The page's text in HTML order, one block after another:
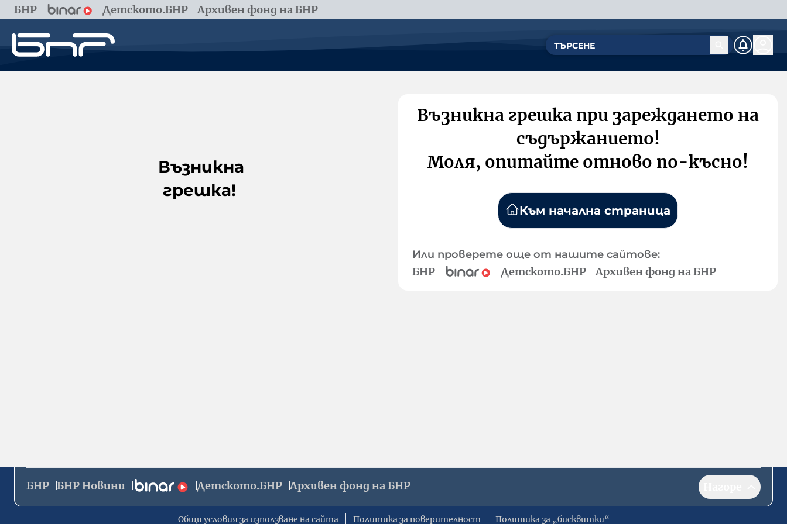
БНР Детското.БНР Архивен фонд на БНР
Възникна
грешка!
Възникна грешка при зареждането на
съдържанието!
Моля, опитайте отново по-късно!
Към начална страница
Или проверете още от нашите сайтове:
БНР Детското.БНР Архивен фонд на БНР
БНР БНР Новини Детското.БНР Архивен фонд на БНР
Общи условия за използване на сайта Политика за поверителност Политика за „бисквитки“